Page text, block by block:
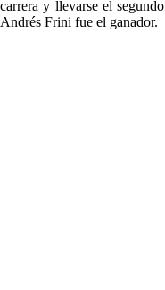
carrera y llevarse el
Andrés Frini fue el ganador.